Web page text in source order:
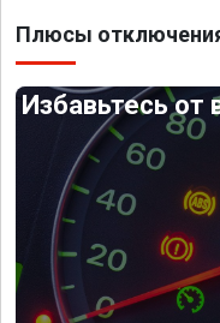
Плюсы отключения
Избавьтесь от